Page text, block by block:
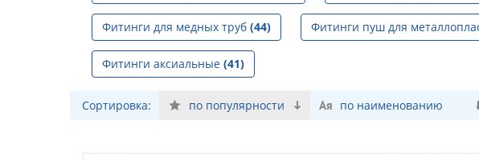
Фитинги для медных труб (44) Фитинги пуш для
Фитинги аксиальные (41)
Сортировка: по популярности по наименованию